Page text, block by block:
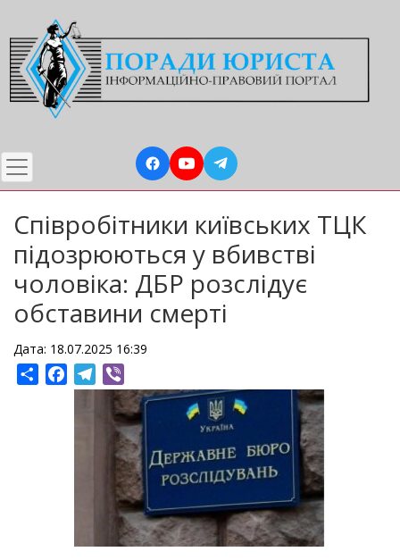
до
основного
вмісту
Співробітники київських ТЦК
підозрюються у вбивстві
чоловіка: ДБР розслідує
обставини смерті
Дата: 18.07.2025 16:39
ShareFacebookTelegram